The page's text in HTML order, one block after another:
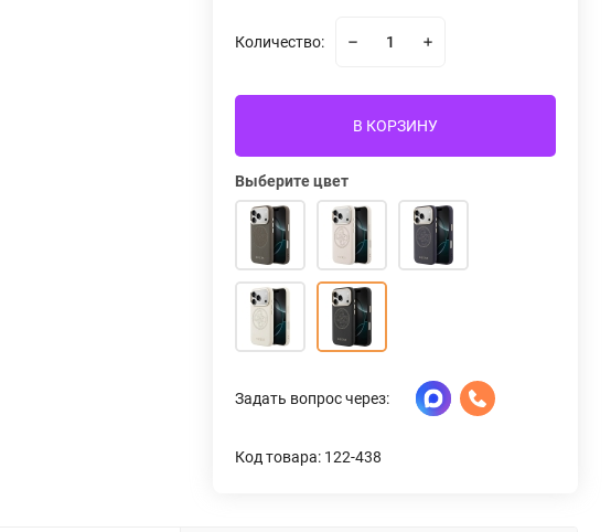
Количество:
В КОРЗИНУ
Выберите цвет
Задать вопрос через:
Код товара: 122-438